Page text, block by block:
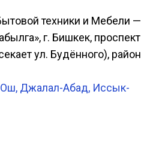
техники и Мебели —
г. Бишкек, проспект
ул. Будённого), район
Джалал-Абад, Иссык-